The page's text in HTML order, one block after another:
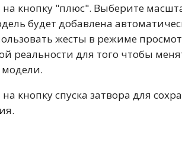
кнопку "плюс". Выберите
будет добавлена
жесты в режиме
реальности для того чтобы
кнопку спуска затвора для